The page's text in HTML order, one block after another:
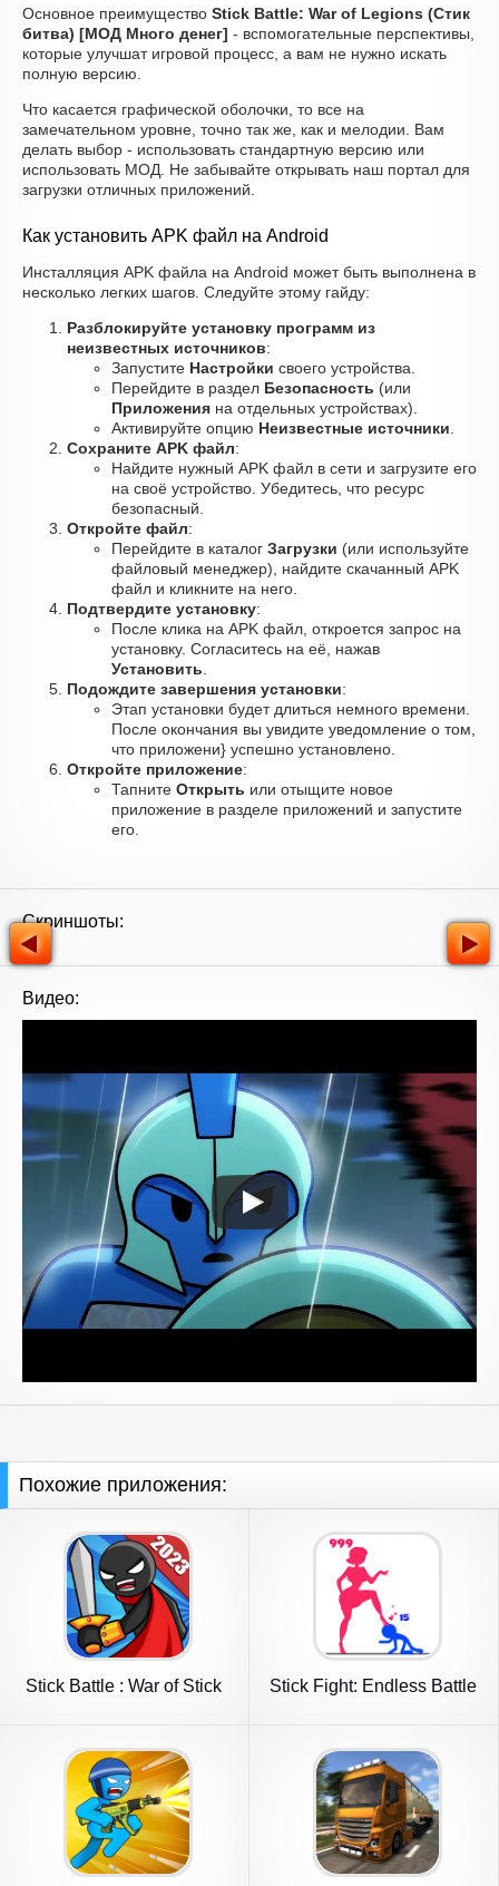
Основное преимущество Stick Battle: War of Legions (Стик
битва) [МОД Много денег] - вспомогательные перспективы,
которые улучшат игровой процесс, а вам не нужно искать
полную версию.
Что касается графической оболочки, то все на
замечательном уровне, точно так же, как и мелодии. Вам
делать выбор - использовать стандартную версию или
использовать МОД. Не забывайте открывать наш портал для
загрузки отличных приложений.
Как установить APK файл на Android
Инсталляция APK файла на Android может быть выполнена в
несколько легких шагов. Следуйте этому гайду:
Разблокируйте установку программ из
неизвестных источников:
Запустите Настройки своего устройства.
Перейдите в раздел Безопасность (или
Приложения на отдельных устройствах).
Активируйте опцию Неизвестные источники
Сохраните APK файл:
Найдите нужный APK файл в сети и загрузите его
на своё устройство. Убедитесь, что ресурс
безопасный.
Откройте файл:
Перейдите в каталог Загрузки (или используйте
файловый менеджер), найдите скачанный APK
файл и кликните на него.
Подтвердите установку:
После клика на APK файл, откроется запрос на
установку. Согласитесь на её, нажав
Установить
Подождите завершения установки:
Этап установки будет длиться немного времени.
После окончания вы увидите уведомление о том,
что приложени} успешно установлено.
Откройте приложение:
Тапните Открыть или отыщите новое
приложение в разделе приложений и запустите
его.
Скриншоты:
Видео:
Похожие приложения:
Stick Battle : War of Stick Stick Fight: Endless Battle